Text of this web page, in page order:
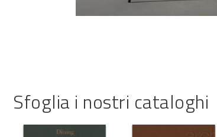
Sfoglia i nostri cataloghi